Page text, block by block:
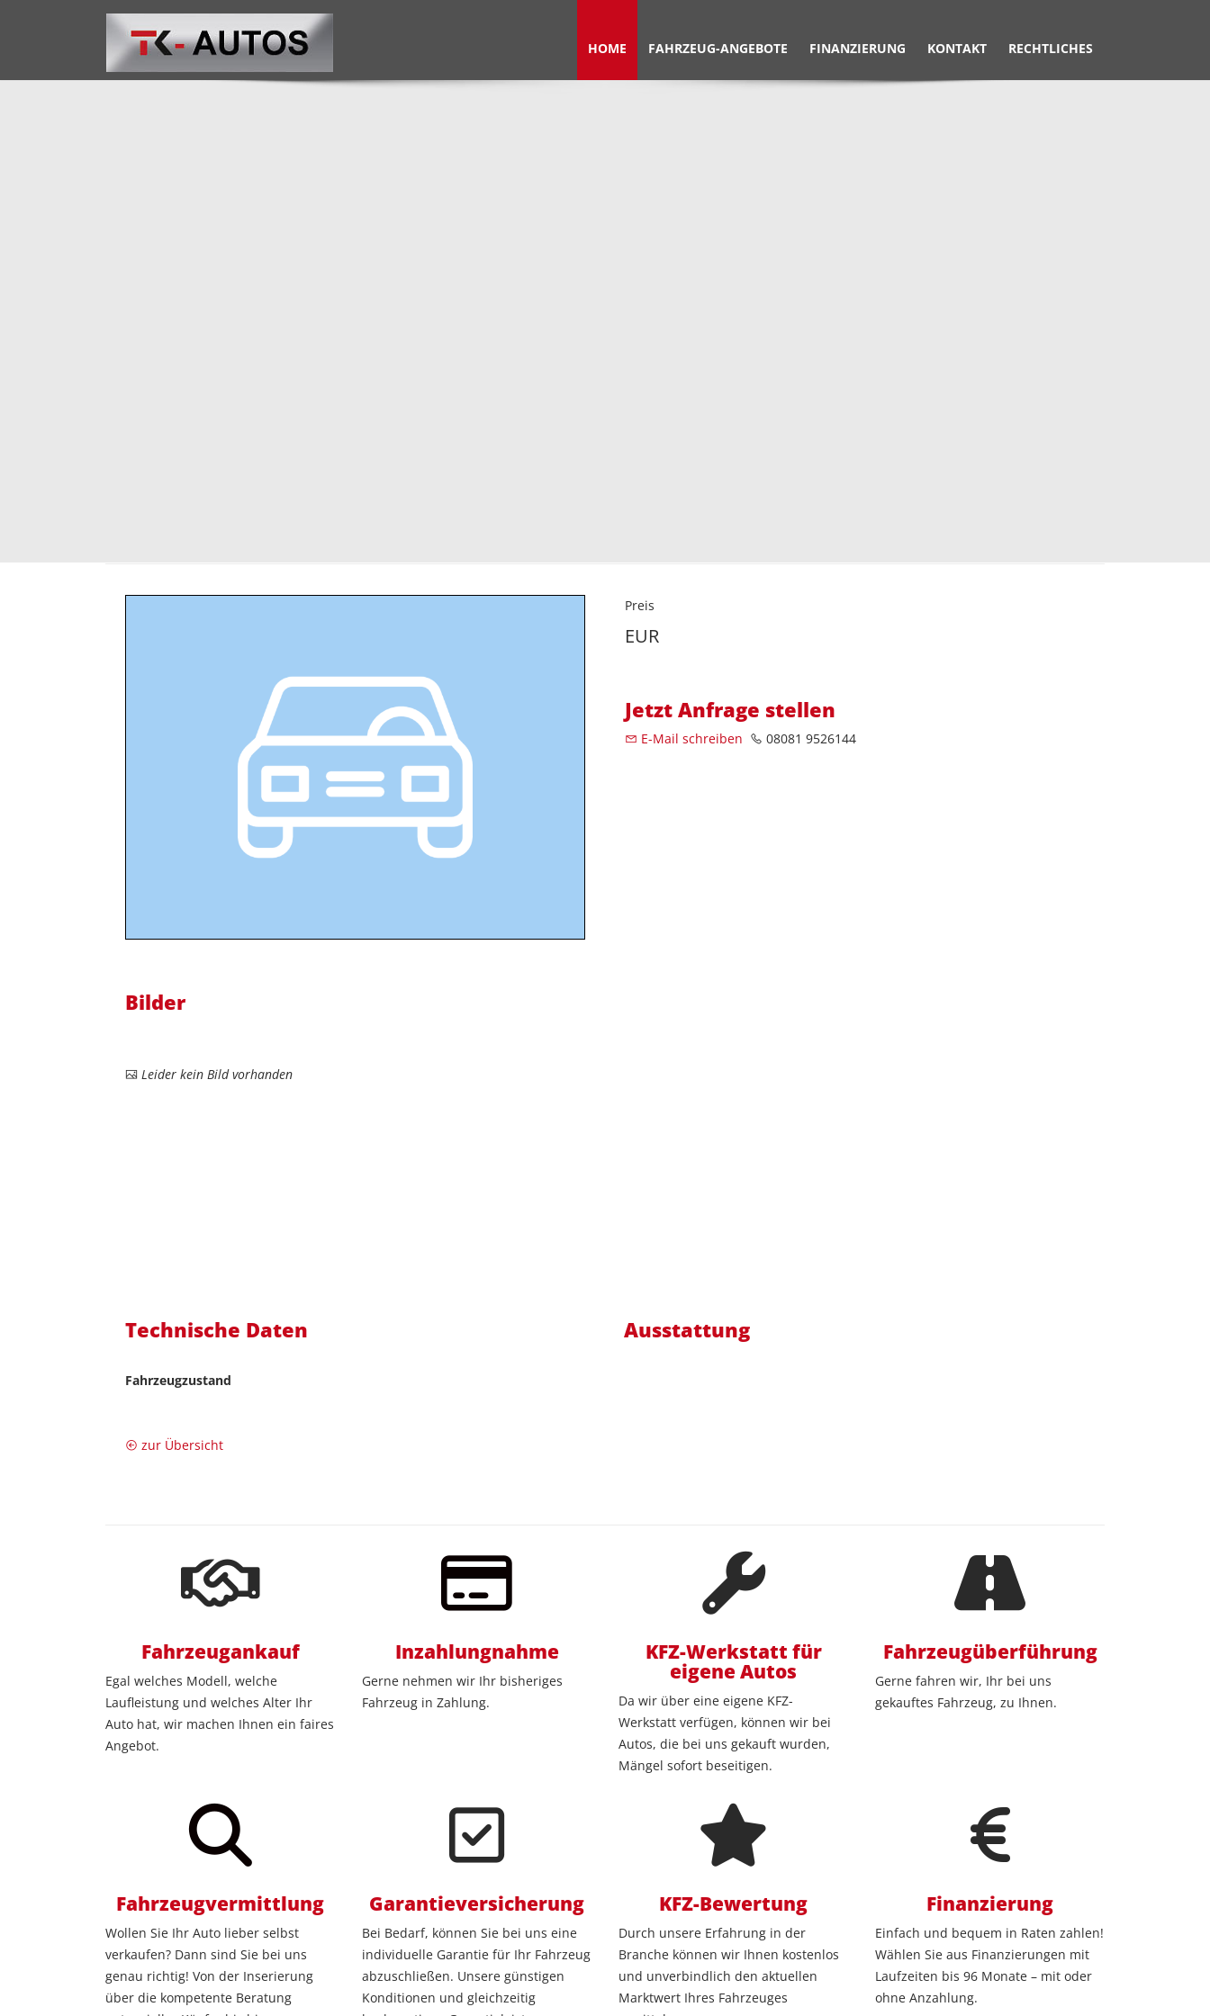
HOME FAHRZEUG-ANGEBOTE FINANZIERUNG KONTAKT RECHTLICHES
Preis
EUR
Jetzt Anfrage stellen
E-Mail schreiben 08081 9526144
Bilder
Leider kein Bild vorhanden
Technische Daten
Fahrzeugzustand
Ausstattung
zur Übersicht
Fahrzeugankauf
Egal welches Modell, welche
Laufleistung und welches Alter Ihr
Auto hat, wir machen Ihnen ein faires
Angebot.
Inzahlungnahme
Gerne nehmen wir Ihr bisheriges
Fahrzeug in Zahlung.
KFZ-Werkstatt für
eigene Autos
Da wir über eine eigene KFZ-
Werkstatt verfügen, können wir bei
Autos, die bei uns gekauft wurden,
Mängel sofort beseitigen.
Fahrzeugüberführung
Gerne fahren wir, Ihr bei uns
gekauftes Fahrzeug, zu Ihnen.
Fahrzeugvermittlung
Wollen Sie Ihr Auto lieber selbst
verkaufen? Dann sind Sie bei uns
genau richtig! Von der Inserierung
über die kompetente Beratung
Garantieversicherung
Bei Bedarf, können Sie bei uns eine
individuelle Garantie für Ihr Fahrzeug
abzuschließen. Unsere günstigen
Konditionen und gleichzeitig
KFZ-Bewertung
Durch unsere Erfahrung in der
Branche können wir Ihnen kostenlos
und unverbindlich den aktuellen
Marktwert Ihres Fahrzeuges
Finanzierung
Einfach und bequem in Raten zahlen!
Wählen Sie aus Finanzierungen mit
Laufzeiten bis 96 Monate – mit oder
ohne Anzahlung.